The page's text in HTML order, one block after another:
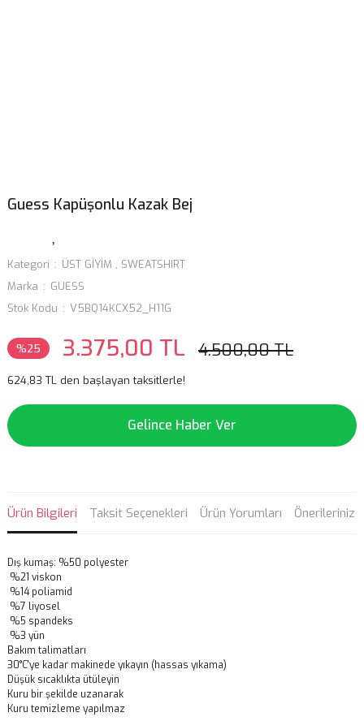
Guess Kapüşonlu Kazak Bej
Kategori ÜST GİYİM , SWEATSHIRT
Marka
GUESS
Stok Kodu
V5BQ14KCX52_H11G
%25 3.375,00 TL 4.500,00 TL
624,83 TL den başlayan taksitlerle!
Gelince Haber Ver
Ürün Bilgileri Taksit Seçenekleri Ürün Yorumları Önerileriniz
Dış kumaş: %50 polyester
%21 viskon
%14 poliamid
%7 liyosel
%5 spandeks
%3 yün
Bakım talimatları
30°C'ye kadar makinede yıkayın (hassas yıkama)
Düşük sıcaklıkta ütüleyin
Kuru bir şekilde uzanarak
Kuru temizleme yapılmaz